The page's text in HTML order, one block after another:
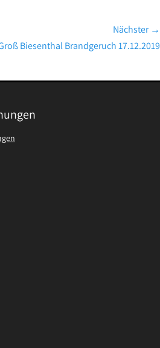
Nächster →
Biesenthal Brandgeruch 17.12.2019